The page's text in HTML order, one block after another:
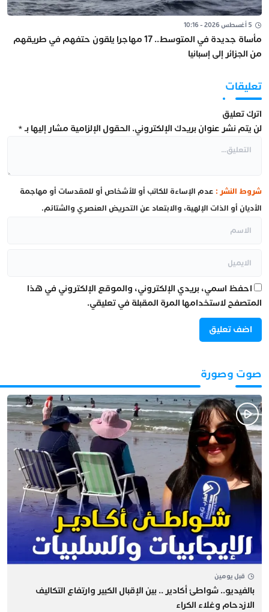
5 أغسطس 2026 - 10:16
مأساة جديدة في المتوسط.. 17 مهاجرا يلقون حتفهم في طريقهم
من الجزائر إلى إسبانيا
تعليقات
اترك تعليق
لن يتم نشر عنوان بريدك الإلكتروني. الحقول الإلزامية مشار إليها بـ*
شروط النشر : عدم الإساءة للكاتب أو للأشخاص أو للمقدسات أو مهاجمة
الأديان أو الذات الإلهية، والابتعاد عن التحريض العنصري والشتائم.
احفظ اسمي، بريدي الإلكتروني، والموقع الإلكتروني في هذا
المتصفح لاستخدامها المرة المقبلة في تعليقي.
صوت وصورة
قبل يومين
بالفيديو.. شواطئ أكادير .. بين الإقبال الكبير وارتفاع التكاليف
الازدحام وغلاء الكراء